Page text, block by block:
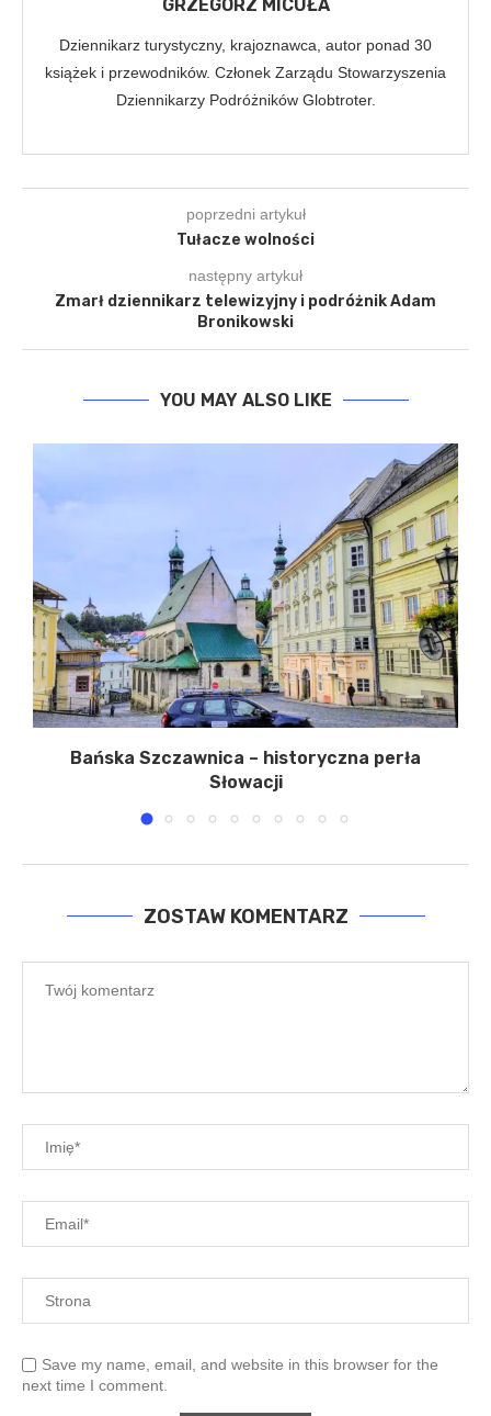
GRZEGORZ MICUŁA
Dziennikarz turystyczny, krajoznawca, autor ponad 30
książek i przewodników. Członek Zarządu Stowarzyszenia
Dziennikarzy Podróżników Globtroter.
poprzedni artykuł
Tułacze wolności
następny artykuł
Zmarł dziennikarz telewizyjny i podróżnik Adam
Bronikowski
YOU MAY ALSO LIKE
Bańska Szczawnica – historyczna perła
Słowacji
14 stycznia 2025
ZOSTAW KOMENTARZ
Save my name, email, and website in this browser for the
next time I comment.